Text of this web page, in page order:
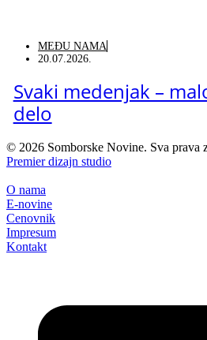
MEĐU NAMA
20.07.2026.
Svaki medenjak –
delo
© 2026 Somborske Novine. Sva prava
Premier dizajn studio
O nama
E-novine
Cenovnik
Impresum
Kontakt